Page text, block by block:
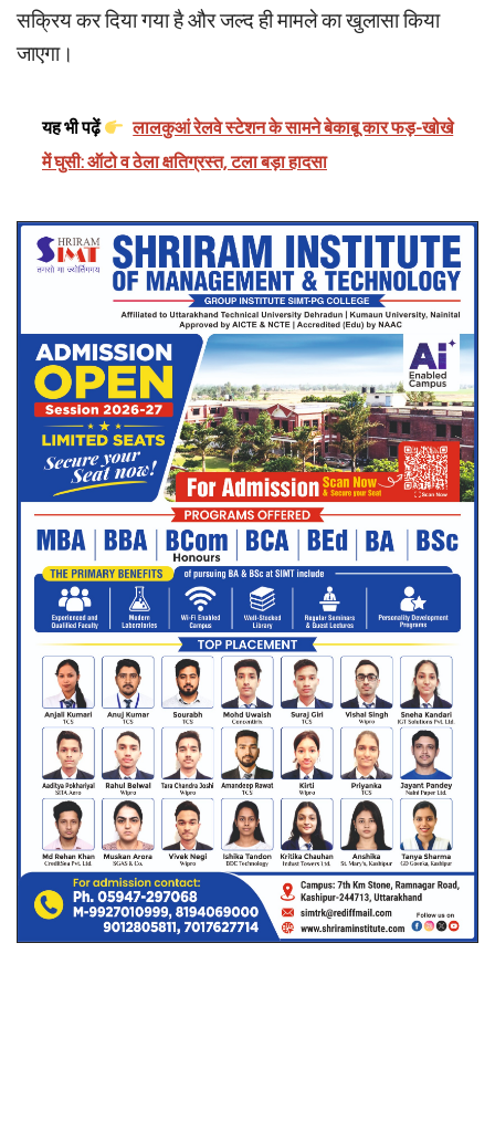
सक्रिय कर दिया गया है और जल्द ही मामले का खुलासा किया
जाएगा।
यह भी पढ़ें
लालकुआं रेलवे स्टेशन के सामने बेकाबू कार फड़-खोखे
में घुसी: ऑटो व ठेला क्षतिग्रस्त, टला बड़ा हादसा